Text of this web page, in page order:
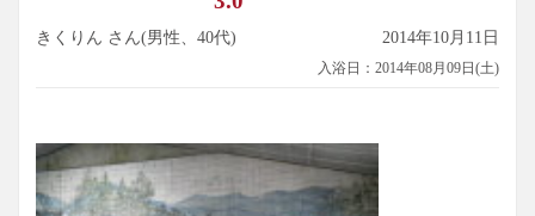
きくりん さん(男性、40代) 2014年10月11日
入浴日：2014年08月09日(土)